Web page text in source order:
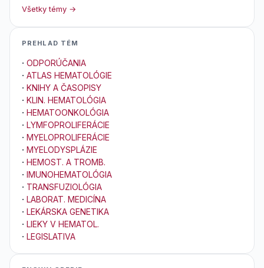
Všetky témy →
PREHLAD TÉM
· ODPORÚČANIA
· ATLAS HEMATOLÓGIE
· KNIHY A ČASOPISY
· KLIN. HEMATOLÓGIA
· HEMATOONKOLÓGIA
· LYMFOPROLIFERÁCIE
· MYELOPROLIFERÁCIE
· MYELODYSPLÁZIE
· HEMOST. A TROMB.
· IMUNOHEMATOLÓGIA
· TRANSFUZIOLÓGIA
· LABORAT. MEDICÍNA
· LEKÁRSKA GENETIKA
· LIEKY V HEMATOL.
· LEGISLATIVA